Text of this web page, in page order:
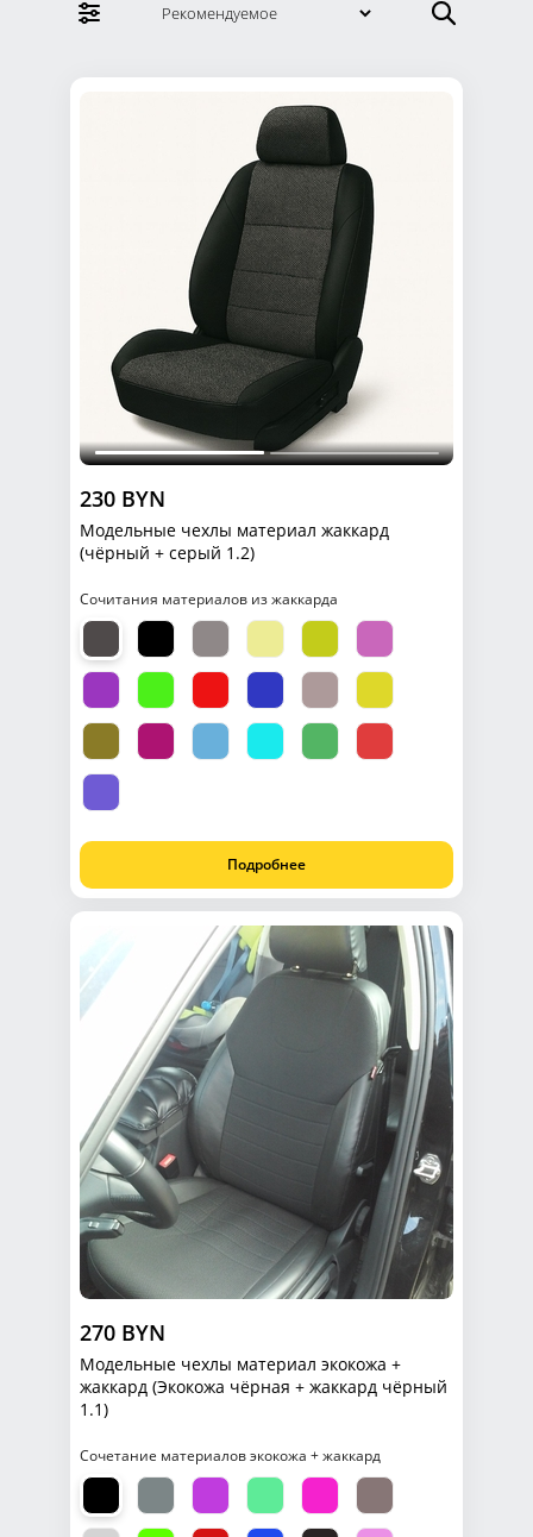
230 BYN
Модельные чехлы материал жаккард
(чёрный + серый 1.2)
Сочитания материалов из жаккарда
Подробнее
270 BYN
Модельные чехлы материал экокожа +
жаккард (Экокожа чёрная + жаккард чёрный
1.1)
Сочетание материалов экокожа + жаккард